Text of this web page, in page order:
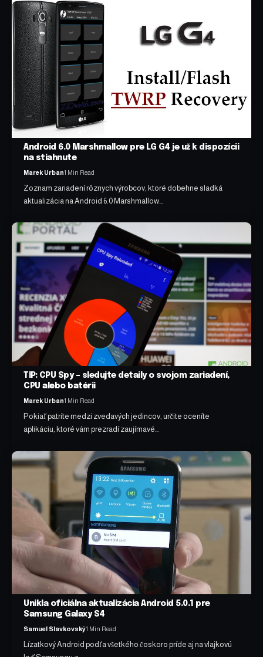
Android 6.0 Marshmallow pre LG G4 je už k dispozícii
na stiahnute
Marek Urban1 Min Read
Zoznam zariadení rôznych výrobcov, ktoré dobehne sladká
aktualizácia na Android 6.0 Marshmallow…
TIP: CPU Spy – sledujte detaily o svojom zariadení,
CPU alebo batérii
Marek Urban1 Min Read
Pokiaľ patríte medzi zvedavých jedincov, určite oceníte
aplikáciu, ktoré vám prezradí zaujímavé…
Unikla oficiálna aktualizácia Android 5.0.1 pre
Samsung Galaxy S4
Samuel Slavkovský1 Min Read
Lízatkový Android podľa všetkého čoskoro príde aj na vlajkovú